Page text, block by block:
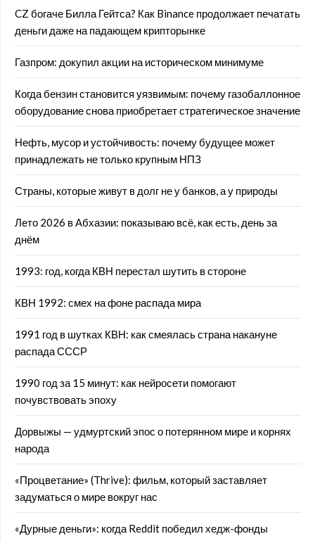
CZ богаче Билла Гейтса? Как Binance продолжает печатать
деньги даже на падающем крипторынке
Газпром: докупил акции на историческом минимуме
Когда бензин становится уязвимым: почему газобаллонное
оборудование снова приобретает стратегическое значение
Нефть, мусор и устойчивость: почему будущее может
принадлежать не только крупным НПЗ
Страны, которые живут в долг не у банков, а у природы
Лето 2026 в Абхазии: показываю всё, как есть, день за
днём
1993: год, когда КВН перестал шутить в стороне
КВН 1992: смех на фоне распада мира
1991 год в шутках КВН: как смеялась страна накануне
распада СССР
1990 год за 15 минут: как нейросети помогают
почувствовать эпоху
Дорвыжы — удмуртский эпос о потерянном мире и корнях
народа
«Процветание» (Thrive): фильм, который заставляет
задуматься о мире вокруг нас
«Дурные деньги»: когда Reddit победил хедж-фонды